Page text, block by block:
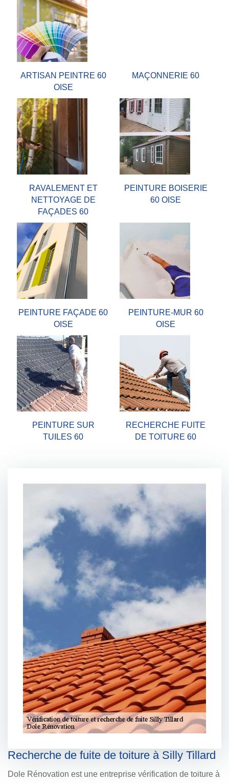
ARTISAN PEINTRE 60
OISE
MAÇONNERIE 60
RAVALEMENT ET
NETTOYAGE DE
FAÇADES 60
PEINTURE BOISERIE
60 OISE
PEINTURE FAÇADE 60
OISE
PEINTURE-MUR 60
OISE
PEINTURE SUR
TUILES 60
RECHERCHE FUITE
DE TOITURE 60
Recherche de fuite de toiture à Silly Tillard
Dole Rénovation est une entreprise vérification de toiture à